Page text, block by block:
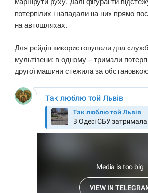
потерпілих і нападали на них прямо
на автошляхах.
Для рейдів використовували два
мультівени: в одному – тримали
другої машини стежила за